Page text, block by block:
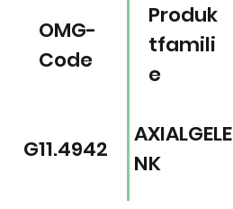
Produk
tfamili
e
OMG-
Code
AXIALGELE
NK
G11.4942